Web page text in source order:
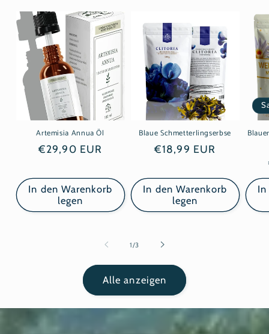
Artemisia Annua Öl
Normaler
€29,90 EUR
In den Warenkorb
legen
Blaue Schmetterlingserbse
Normaler
€18,99 EUR
In den Warenkorb
legen
In
1/von
3
Alle anzeigen